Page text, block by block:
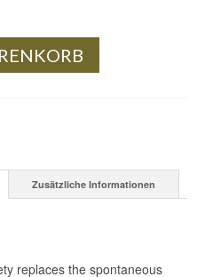
Zusätzliche Informationen
replaces the spontaneous